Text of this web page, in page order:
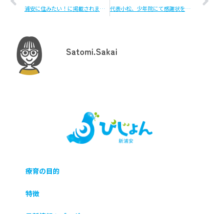
浦安に住みたい！に掲載されました 代表小松、少年院にて感謝状をいただきました
Satomi.Sakai
療育の目的
特徴